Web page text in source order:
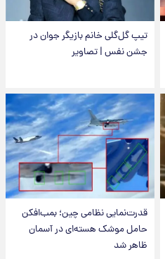
تیپ گل‌گلی خانم بازیگر جوان در
جشن نفس | تصاویر
قدرت‌نمایی نظامی چین؛ بمب‌افکن
حامل موشک هسته‌ای در آسمان
ظاهر شد